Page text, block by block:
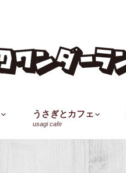
うさぎとカフェ
usagi cafe